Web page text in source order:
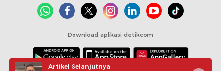
Download aplikasi detikcom
Artikel Selanjutnya